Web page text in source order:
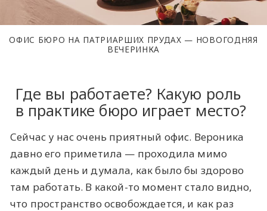
ОФИС БЮРО НА ПАТРИАРШИХ ПРУДАХ — НОВОГОДНЯЯ
ВЕЧЕРИНКА
Где вы работаете? Какую роль
в практике бюро играет место?
Сейчас у нас очень приятный офис. Вероника
давно его приметила — проходила мимо
каждый день и думала, как было бы здорово
там работать. В какой-то момент стало видно,
что пространство освобождается, и как раз